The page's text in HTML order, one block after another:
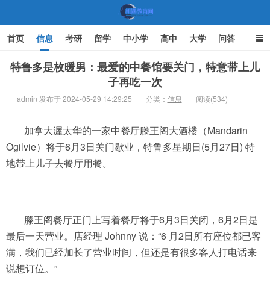
机遇教育网
首页 信息 考研 留学 中小学 高中 大学 问答
文化 家庭教育
特鲁多是枚暖男：最爱的中餐馆要关门，特意带上儿
子再吃一次
admin 发布于 2024-05-29 14:29:25 分类： 信息 阅读(534)
加拿大渥太华的一家中餐厅滕王阁大酒楼（Mandarin
Ogilvie）将于6月3日关门歇业，特鲁多星期日(5月27日) 特
地带上儿子去餐厅用餐。
滕王阁餐厅正门上写着餐厅将于6月3日关闭，6月2日是
最后一天营业。店经理 Johnny 说：“6 月2日所有座位都已客
满，我们已经加长了营业时间，但还是有很多客人打电话来
说想订位。”